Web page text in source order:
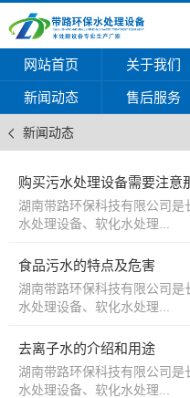
网站首页
关于我们
新闻动态 售后服务
新闻动态
购买污水处理设备需要注意
湖南带路环保科技有限公司
水处理设备、软化水处理...
食品污水的特点及危害
湖南带路环保科技有限公司
水处理设备、软化水处理...
去离子水的介绍和用途
湖南带路环保科技有限公司
水处理设备、软化水处理...